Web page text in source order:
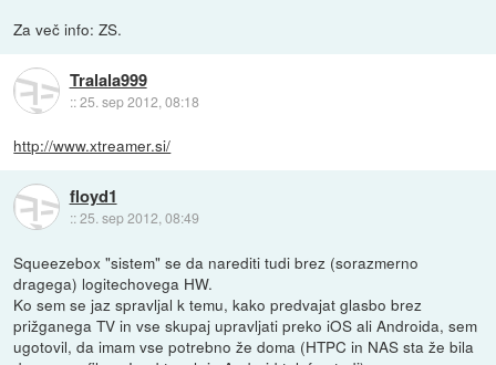
Za več info: ZS.
Tralala999
::25. sep 2012, 08:18
http://www.xtreamer.si/
floyd1
::25. sep 2012, 08:49
Squeezebox "sistem" se da narediti tudi brez (sorazmerno
dragega) logitechovega HW.
Ko sem se jaz spravljal k temu, kako predvajat glasbo brez
prižganega TV in vse skupaj upravljati preko iOS ali Androida, sem
ugotovil, da imam vse potrebno že doma (HTPC in NAS sta že bila